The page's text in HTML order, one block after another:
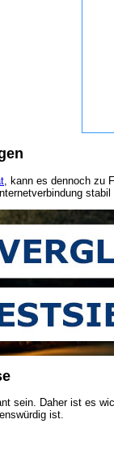
, kann es dennoch zu
sein. Daher ist es
ist.